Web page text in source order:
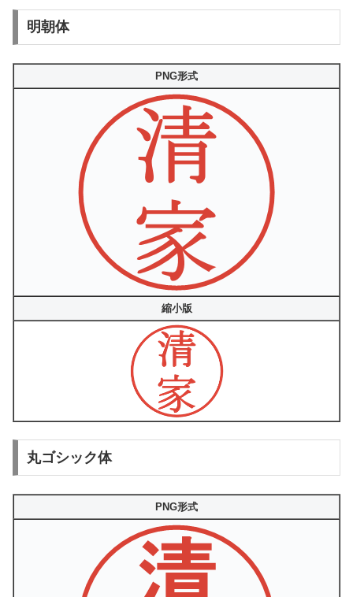
明朝体
PNG形式
縮小版
丸ゴシック体
PNG形式